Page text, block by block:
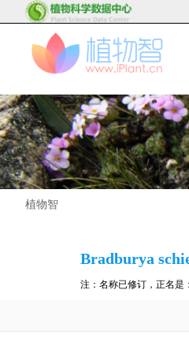
植物智
Bradburya
注：名称已修订，正名是：